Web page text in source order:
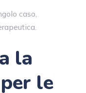
caso,
la
le